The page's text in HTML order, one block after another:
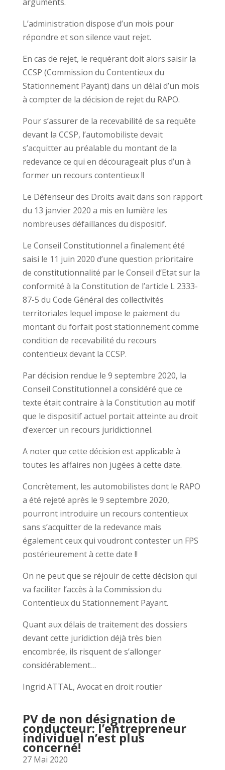
L’administration dispose d’un mois pour
répondre et son silence vaut rejet.
En cas de rejet, le requérant doit alors saisir la
CCSP (Commission du Contentieux du
Stationnement Payant) dans un délai d’un mois
à compter de la décision de rejet du RAPO.
Pour s’assurer de la recevabilité de sa requête
devant la CCSP, l’automobiliste devait
s’acquitter au préalable du montant de la
redevance ce qui en décourageait plus d’un à
former un recours contentieux !!
Le Défenseur des Droits avait dans son rapport
du 13 janvier 2020 a mis en lumière les
nombreuses défaillances du dispositif.
Le Conseil Constitutionnel a finalement été
saisi le 11 juin 2020 d’une question prioritaire
de constitutionnalité par le Conseil d’Etat sur la
conformité à la Constitution de l’article L 2333-
87-5 du Code Général des collectivités
territoriales lequel impose le paiement du
montant du forfait post stationnement comme
condition de recevabilité du recours
contentieux devant la CCSP.
Par décision rendue le 9 septembre 2020, la
Conseil Constitutionnel a considéré que ce
texte était contraire à la Constitution au motif
que le dispositif actuel portait atteinte au droit
d’exercer un recours juridictionnel.
A noter que cette décision est applicable à
toutes les affaires non jugées à cette date.
Concrètement, les automobilistes dont le RAPO
a été rejeté après le 9 septembre 2020,
pourront introduire un recours contentieux
sans s’acquitter de la redevance mais
également ceux qui voudront contester un FPS
postérieurement à cette date !!
On ne peut que se réjouir de cette décision qui
va faciliter l’accès à la Commission du
Contentieux du Stationnement Payant.
Quant aux délais de traitement des dossiers
devant cette juridiction déjà très bien
encombrée, ils risquent de s’allonger
considérablement…
Ingrid ATTAL, Avocat en droit routier
PV de non désignation de
conducteur: l’entrepreneur
individuel n’est plus
concerné!
27 Mai 2020